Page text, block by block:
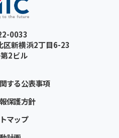
0033
区新横浜2丁目6-23
2ビル
する公表事項
保護方針
マップ